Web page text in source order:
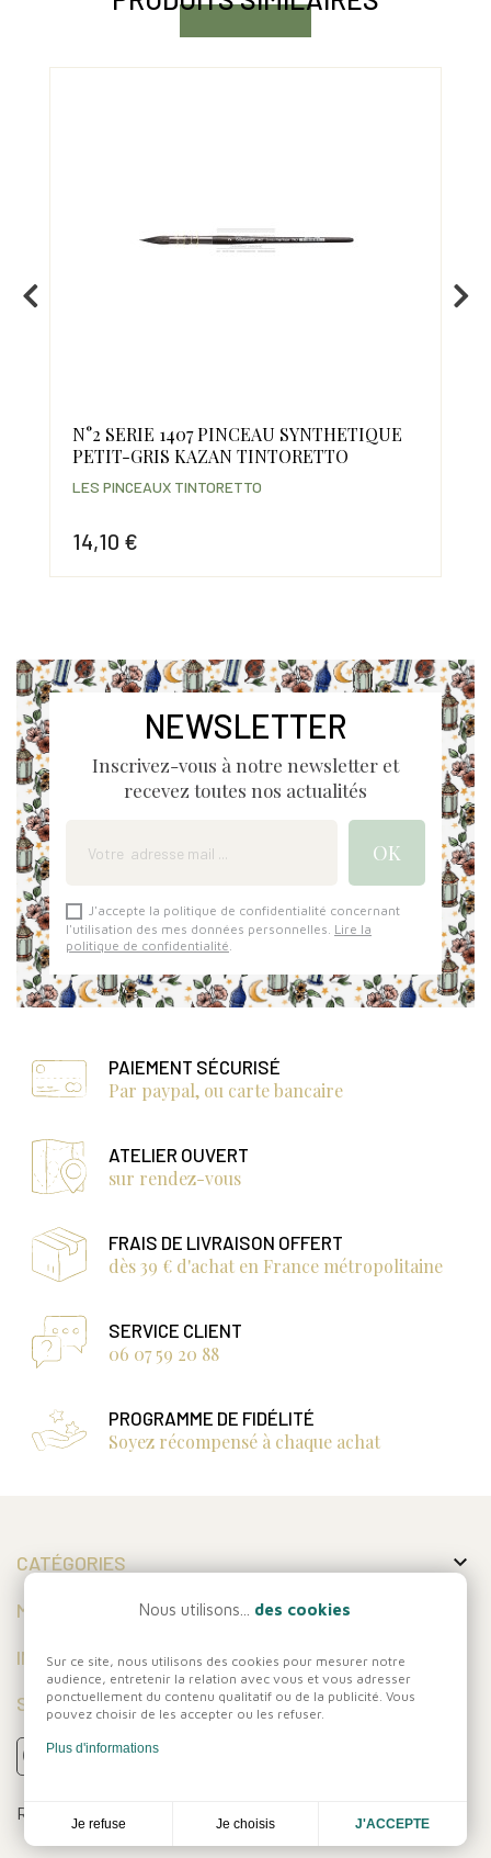
N°2 SERIE 1407 PINCEAU SYNTHETIQUE
PETIT-GRIS KAZAN TINTORETTO
14,10 €
LES PINCEAUX TINTORETTO
NEWSLETTER
Inscrivez-vous à notre newsletter et
recevez toutes nos actualités
J'accepte la politique de confidentialité concernant
l'utilisation des mes données personnelles. Lire la
politique de confidentialité
PAIEMENT SÉCURISÉ
Par paypal, ou carte bancaire
ATELIER OUVERT
sur rendez-vous
FRAIS DE LIVRAISON OFFERT
dès 39 € d'achat en France métropolitaine
SERVICE CLIENT
06 07 59 20 88
PROGRAMME DE FIDÉLITÉ
Soyez récompensé à chaque achat
CATÉGORIES 
MON COMPTE
INFORMATIONS
SUIVEZ-NOUS
Réalisation
Nous utilisons... des cookies
Sur ce site, nous utilisons des cookies pour mesurer notre
audience, entretenir la relation avec vous et vous adresser
ponctuellement du contenu qualitatif ou de la publicité. Vous
pouvez choisir de les accepter ou les refuser.
Plus d'informations
Je refuse Je choisis J'ACCEPTE